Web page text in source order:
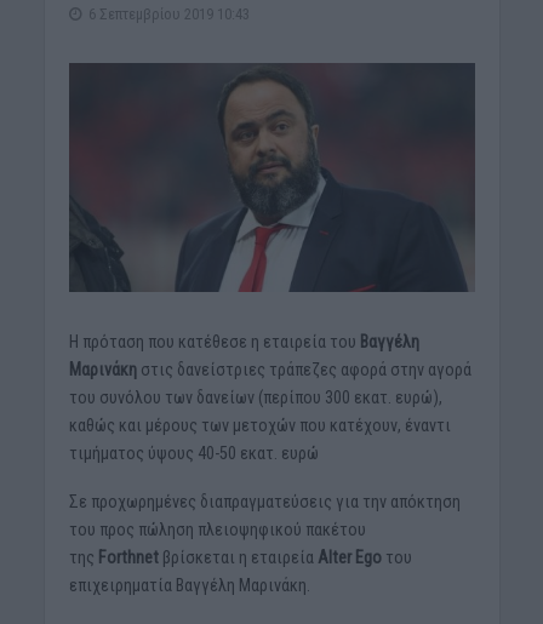
6 Σεπτεμβρίου 2019 10:43
Η πρόταση που κατέθεσε η εταιρεία του Βαγγέλη
Μαρινάκηστις δανείστριες τράπεζες αφορά στην αγορά
του συνόλου των δανείων (περίπου 300 εκατ. ευρώ),
καθώς και μέρους των μετοχών που κατέχουν, έναντι
τιμήματος ύψους 40-50 εκατ. ευρώ
Σε προχωρημένες διαπραγματεύσεις για την απόκτηση
του προς πώληση πλειοψηφικού πακέτου
της Forthnetβρίσκεται η εταιρεία Alter Egoτου
επιχειρηματία Βαγγέλη Μαρινάκη.